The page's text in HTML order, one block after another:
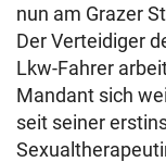
nun am Grazer
Der Verteidiger
Lkw-Fahrer
Mandant sich
seit seiner